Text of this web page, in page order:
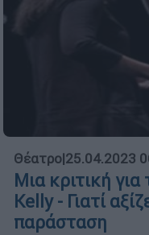
Θέατρο|25.04.2023
Μια κριτική
Kelly - Γιατί
παράσταση